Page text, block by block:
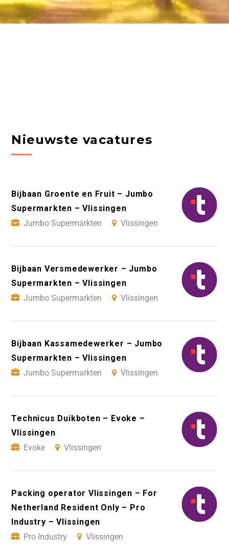
Nieuwste vacatures
Bijbaan Groente en Fruit – Jumbo
Supermarkten – Vlissingen
Jumbo Supermarkten
Vlissingen
Bijbaan Versmedewerker – Jumbo
Supermarkten – Vlissingen
Jumbo Supermarkten
Vlissingen
Bijbaan Kassamedewerker – Jumbo
Supermarkten – Vlissingen
Jumbo Supermarkten
Vlissingen
Technicus Duikboten – Evoke –
Vlissingen
Evoke
Vlissingen
Packing operator Vlissingen – For
Netherland Resident Only – Pro
Industry – Vlissingen
Pro Industry
Vlissingen